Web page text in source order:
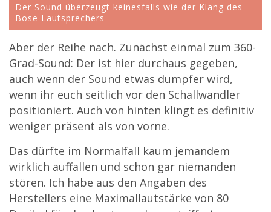
Der Sound überzeugt keinesfalls wie der Klang des
Bose Lautsprechers
Aber der Reihe nach. Zunächst einmal zum 360-
Grad-Sound: Der ist hier durchaus gegeben,
auch wenn der Sound etwas dumpfer wird,
wenn ihr euch seitlich vor den Schallwandler
positioniert. Auch von hinten klingt es definitiv
weniger präsent als von vorne.
Das dürfte im Normalfall kaum jemandem
wirklich auffallen und schon gar niemanden
stören. Ich habe aus den Angaben des
Herstellers eine Maximallautstärke von 80